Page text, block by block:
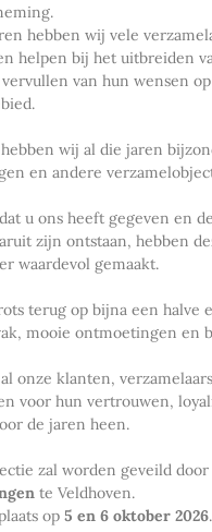
hebben wij vele
helpen bij het uitbreiden
van hun wensen op
wij al die jaren
en andere
u ons heeft gegeven en
zijn ontstaan, hebben
waardevol gemaakt.
terug op bijna een halve
mooie ontmoetingen en
onze klanten,
voor hun vertrouwen,
de jaren heen.
zal worden geveild door
te Veldhoven.
op 5 en 6 oktober 2026.